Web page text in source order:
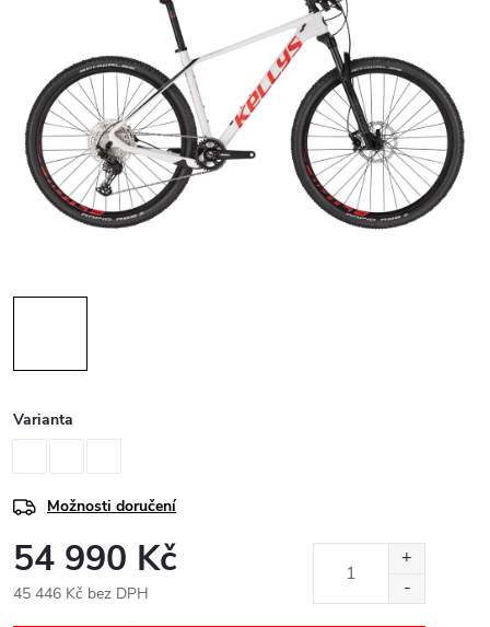
Varianta
Možnosti doručení
54 990 Kč
45 446 Kč bez DPH